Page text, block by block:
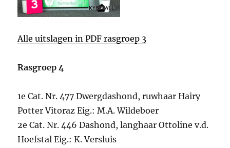
Alle uitslagen in PDF rasgroep 3
Rasgroep 4
1e Cat. Nr. 477 Dwergdashond, ruwhaar Hairy
Potter Vitoraz Eig.: M.A. Wildeboer
2e Cat. Nr. 446 Dashond, langhaar Ottoline v.d.
Hoefstal Eig.: K. Versluis